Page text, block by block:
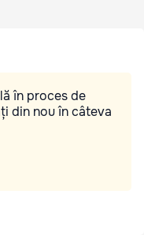
în proces de
din nou în câteva